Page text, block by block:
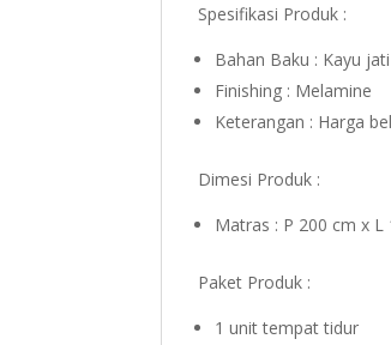
Spesifikasi Produk :
Bahan Baku : Kayu
Finishing : Melamine
Keterangan : Harga
Dimesi Produk :
Matras : P 200 cm x L
Paket Produk :
1 unit tempat tidur